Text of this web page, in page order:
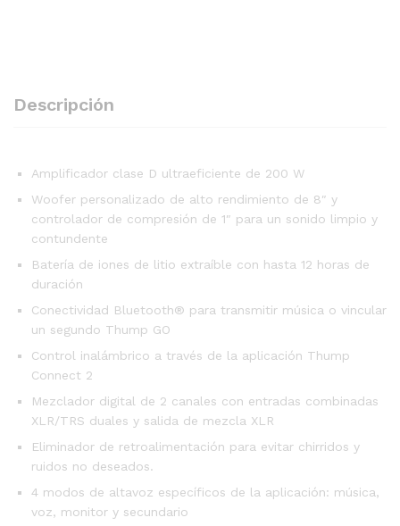
Descripción
Amplificador clase D ultraeficiente de 200 W
Woofer personalizado de alto rendimiento de 8″ y
controlador de compresión de 1″ para un sonido limpio y
contundente
Batería de iones de litio extraíble con hasta 12 horas de
duración
Conectividad Bluetooth® para transmitir música o vincular
un segundo Thump GO
Control inalámbrico a través de la aplicación Thump
Connect 2
Mezclador digital de 2 canales con entradas combinadas
XLR/TRS duales y salida de mezcla XLR
Eliminador de retroalimentación para evitar chirridos y
ruidos no deseados.
4 modos de altavoz específicos de la aplicación: música,
voz, monitor y secundario